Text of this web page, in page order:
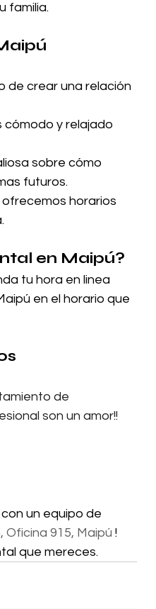
familia.
de crear una relación
cómodo y relajado
sobre cómo
futuros.
horarios
en Maipú?
tu hora en linea
en el horario que
de
son un amor!!
con un equipo de
Oficina 915, Maipú !
que mereces.